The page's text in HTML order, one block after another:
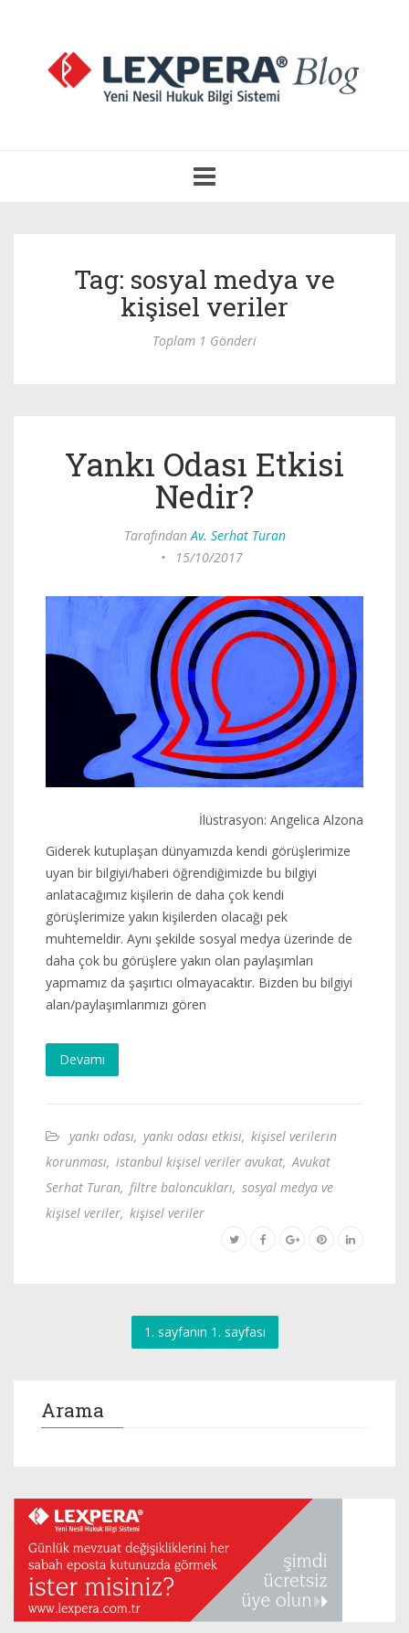
Aç
Tag: sosyal medya ve
kişisel veriler
Toplam 1 Gönderi
Yankı Odası Etkisi
Nedir?
TarafındanAv. Serhat Turan
•
15/10/2017
İlüstrasyon: Angelica Alzona
Giderek kutuplaşan dünyamızda kendi görüşlerimize
uyan bir bilgiyi/haberi öğrendiğimizde bu bilgiyi
anlatacağımız kişilerin de daha çok kendi
görüşlerimize yakın kişilerden olacağı pek
muhtemeldir. Aynı şekilde sosyal medya üzerinde de
daha çok bu görüşlere yakın olan paylaşımları
yapmamız da şaşırtıcı olmayacaktır. Bizden bu bilgiyi
alan/paylaşımlarımızı gören
Devamı
yankı odası, yankı odası etkisi, kişisel verilerin
korunması, istanbul kişisel veriler avukat, Avukat
Serhat Turan, filtre baloncukları, sosyal medya ve
kişisel veriler, kişisel veriler
1. sayfanın 1. sayfası
Arama